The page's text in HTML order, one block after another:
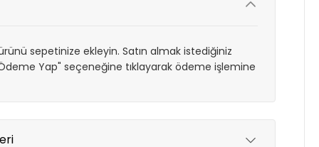
sepetinize ekleyin. Satın almak istediğiniz
Yap" seçeneğine tıklayarak ödeme işlemine